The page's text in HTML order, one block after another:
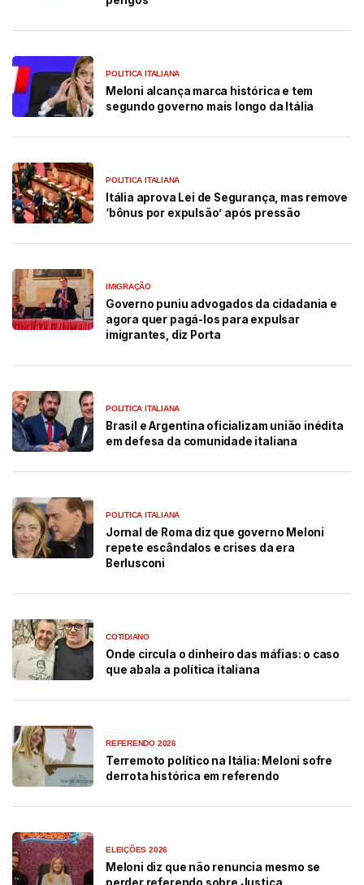
POLITICA ITALIANA
Meloni alcança marca histórica e tem
segundo governo mais longo da Itália
POLITICA ITALIANA
Itália aprova Lei de Segurança, mas remove
‘bônus por expulsão’ após pressão
IMIGRAÇÃO
Governo puniu advogados da cidadania e
agora quer pagá-los para expulsar
imigrantes, diz Porta
POLITICA ITALIANA
Brasil e Argentina oficializam união inédita
em defesa da comunidade italiana
POLITICA ITALIANA
Jornal de Roma diz que governo Meloni
repete escândalos e crises da era
Berlusconi
COTIDIANO
Onde circula o dinheiro das máfias: o caso
que abala a política italiana
REFERENDO 2026
Terremoto político na Itália: Meloni sofre
derrota histórica em referendo
ELEIÇÕES 2026
Meloni diz que não renuncia mesmo se